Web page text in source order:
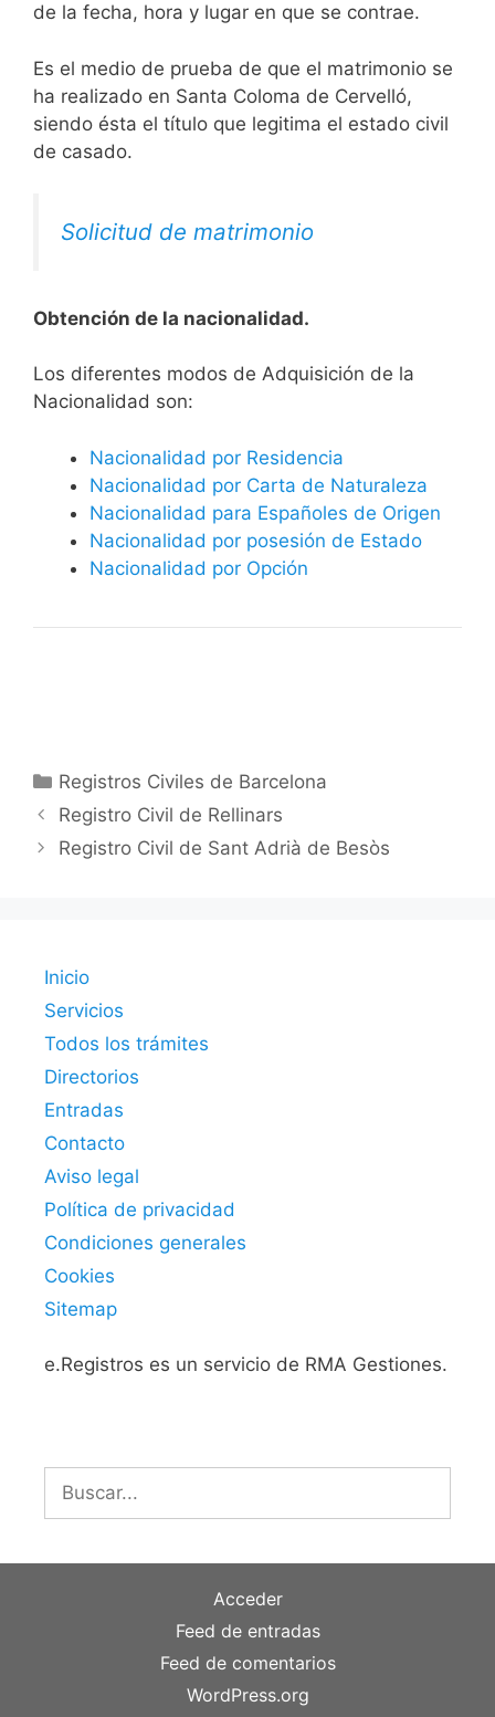
de la fecha, hora y lugar en que se contrae.
Es el medio de prueba de que el matrimonio se
ha realizado en Santa Coloma de Cervelló,
siendo ésta el título que legitima el estado civil
de casado.
Solicitud de matrimonio
Obtención de la nacionalidad.
​​​Los diferentes modos de Adquisición de la
Nacionalidad son:
Nacionalidad por Residencia
Nacionalidad por Carta de Naturaleza
Nacionalidad para Españoles de Origen
Nacionalidad por posesión de Estado
Nacionalidad por Opción
Categorías
Registros Civiles de Barcelona
Registro Civil de Rellinars
Registro Civil de Sant Adrià de Besòs
Inicio
Servicios
Todos los trámites
Directorios
Entradas
Contacto
Aviso legal
Política de privacidad
Condiciones generales
Cookies
Sitemap
e.Registros es un servicio de RMA Gestiones.
Buscar:
Acceder
Feed de entradas
Feed de comentarios
WordPress.org